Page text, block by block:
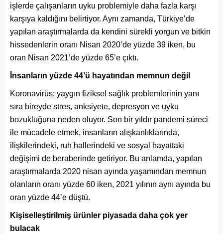
işlerde çalışanların uyku problemiyle daha fazla karşı
karşıya kaldığını belirtiyor. Aynı zamanda, Türkiye’de
yapılan araştırmalarda da kendini sürekli yorgun ve bitkin
hissedenlerin oranı Nisan 2020’de yüzde 39 iken, bu
oran Nisan 2021’de yüzde 65’e çıktı.
İnsanların yüzde 44’ü hayatından memnun değil
Koronavirüs; yaygın fiziksel sağlık problemlerinin yanı
sıra bireyde stres, anksiyete, depresyon ve uyku
bozukluğuna neden oluyor. Son bir yıldır pandemi süreci
ile mücadele etmek, insanların alışkanlıklarında,
ilişkilerindeki, ruh hallerindeki ve sosyal hayattaki
değişimi de beraberinde getiriyor. Bu anlamda, yapılan
araştırmalarda 2020 nisan ayında yaşamından memnun
olanların oranı yüzde 60 iken, 2021 yılının aynı ayında bu
oran yüzde 44’e düştü.
Kişiselleştirilmiş ürünler piyasada daha çok yer
bulacak